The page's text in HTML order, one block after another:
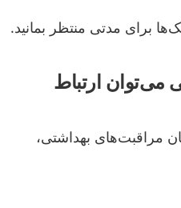
ها برای مدتی منتظر بمانید.
می‌توان ارتباط
مراقبت‌های بهداشتی،